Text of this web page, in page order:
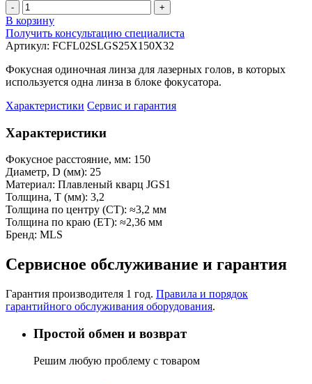
- +
В корзину
Получить консультацию специалиста
Артикул: FCFL02SLGS25X150X32
Фокусная одиночная линза для лазерных голов, в которых
используется одна линза в блоке фокусатора.
Характеристики Сервис и гарантия
Характеристики
Фокусное расстояние, мм: 150
Диаметр, D (мм): 25
Материал: Плавленый кварц JGS1
Толщина, Т (мм): 3,2
Толщина по центру (CT): ≈3,2 мм
Толщина по краю (ET): ≈2,36 мм
Бренд: MLS
Сервисное обслуживание и гарантия
Гарантия производителя 1 год. Правила и порядок
гарантийного обслуживания оборудования.
Простой обмен и возврат
Решим любую проблему с товаром